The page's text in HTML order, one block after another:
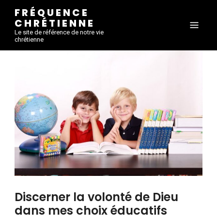
FRÉQUENCE
CHRÉTIENNE
Le site de référence de notre vie
chrétienne
Discerner la volonté de Dieu
dans mes choix éducatifs